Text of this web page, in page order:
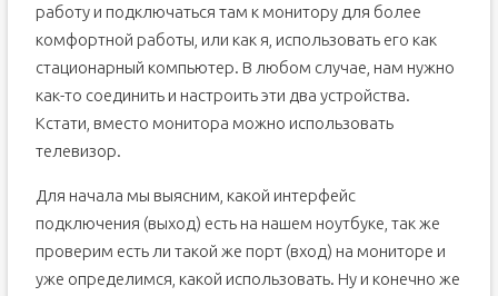
работу и подключаться там к монитору для более
комфортной работы, или как я, использовать его как
стационарный компьютер. В любом случае, нам нужно
как-то соединить и настроить эти два устройства.
Кстати, вместо монитора можно использовать
телевизор.
Для начала мы выясним, какой интерфейс
подключения (выход) есть на нашем ноутбуке, так же
проверим есть ли такой же порт (вход) на мониторе и
уже определимся, какой использовать. Ну и конечно же